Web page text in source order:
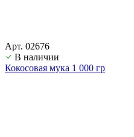
Арт. 02676
В наличии
Кокосовая мука 1 000 гр